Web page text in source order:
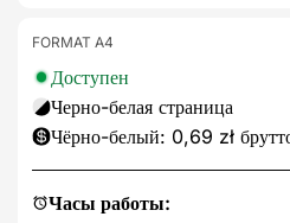
Часы работы:
FORMAT A4
Доступен
Черно-белая страница
Чёрно-белый: 0,69 zł